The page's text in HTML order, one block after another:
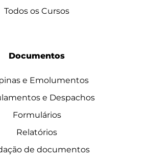
Todos os Cursos
Documentos
e Emolumentos
e Despachos
Formulários
Relatórios
de documentos